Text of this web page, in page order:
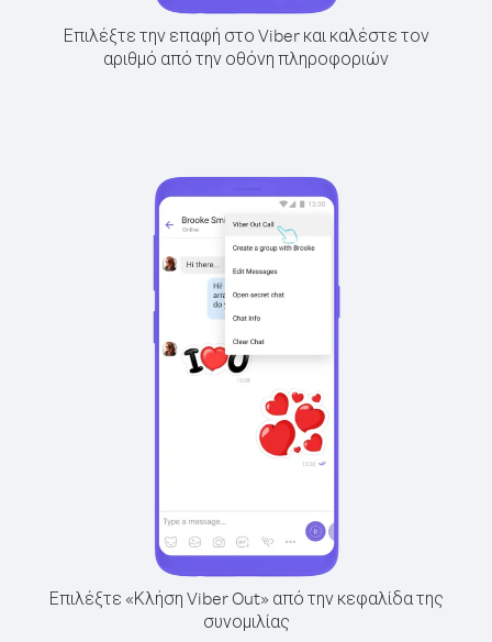
Επιλέξτε την επαφή στο Viber και καλέστε τον
αριθμό από την οθόνη πληροφοριών
Επιλέξτε «Κλήση Viber Out» από την κεφαλίδα της
συνομιλίας